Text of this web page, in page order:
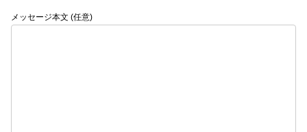
メッセージ本文 (任意)